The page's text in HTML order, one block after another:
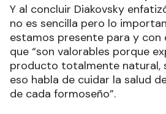
Y al concluir Diakovsky
no es sencilla pero lo
estamos presente para y con
que “son valorables porque
producto totalmente natural,
eso habla de cuidar la salud
de cada formoseño”.